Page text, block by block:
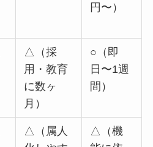
円〜）
△（採
用・教育
に数ヶ
月）
○（即
日〜1週
間）
△（属人
△（機